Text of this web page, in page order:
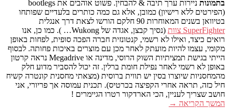
בתמונות
ניירות ערך תיבה & להבחין. פשוט אוהבים את bootlegs
(הפירטים ללא רישיון) כמובן, אלא גם כמה כותרים בלעדיים שפותחו
בטיוואן בשנים המאוחרות 90 חלקם הורשו לצאת דרך אנגלית
SuperFighter צוות
(נסיך קבצן, אגדה של Wukong… ). כמו כן, אנו
רואים כיצד, ואילו לא רשמי, קנטונזית חברה הפכה סופית, לפחות באופן
מקומי, עצמו להיות מועתק לאחר מכן עם מוצרים באיכות פחותה. לבסוף
הייתי בגישת תמציתיות השוק הרוסי, מדינה או Megadrive נראה קרטון
באופן לא רשמי לאחר נפילת חומת ברלין. זה יכול להסביר מדוע חלק
מהמחסניות שיוצרו בסין יש תווית ברוסית (מצאתי מחסנית קונטרה קשיח
חיל כזה, תראה אחרי הקפיצה בכרטיס). תכנית עמוסה אך פריורי, אני
חושב שצריך לעניין, הכי הארדקור רטרו הגיימרים !
המשך הקריאה →